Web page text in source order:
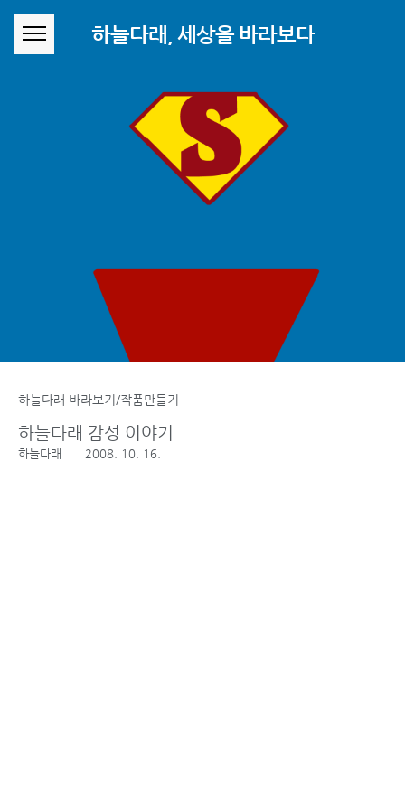
하늘다래, 세상을 바라보다
하늘다래 바라보기/작품만들기
하늘다래 감성 이야기
하늘다래 2008. 10. 16.